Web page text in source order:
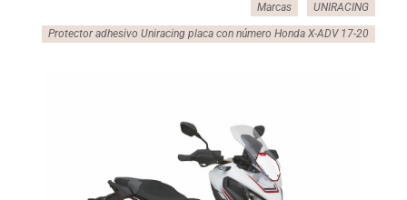
Marcas UNIRACING
Protector adhesivo Uniracing placa con número Honda X-ADV 17-20